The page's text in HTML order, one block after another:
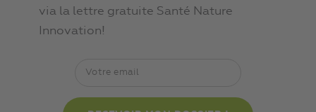
via la lettre gratuite Santé Nature
Innovation!